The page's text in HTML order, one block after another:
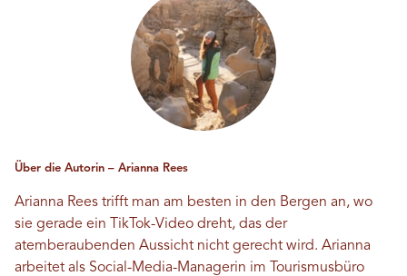
Über die Autorin – Arianna Rees
Arianna Rees trifft man am besten in den Bergen an, wo
sie gerade ein TikTok-Video dreht, das der
atemberaubenden Aussicht nicht gerecht wird. Arianna
arbeitet als Social-Media-Managerin im Tourismusbüro